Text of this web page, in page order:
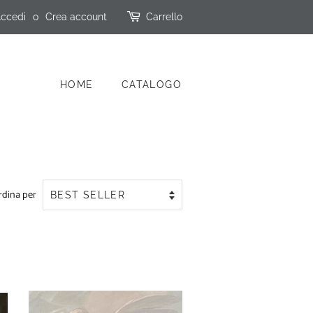
o Crea account Carrello
HOME CATALOGO
per